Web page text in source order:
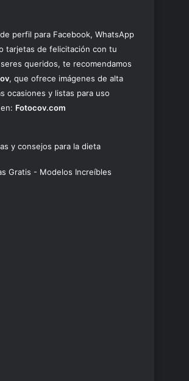
perfil para Facebook, WhatsApp
tarjetas de felicitación con tu
queridos, te recomendamos
, que ofrece imágenes de alta
ocasiones y listas para uso
Fotocov.com
y consejos para la dieta
Gratis - Modelos Increíbles